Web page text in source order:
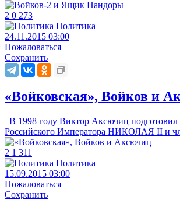
2 0 273
Политика
24.11.2015 03:00
Пожаловаться
Сохранить
«Войковская», Войков и
В 1998 году Виктор Аксючиц подготовил
Российского Императора НИКОЛАЯ II и
2 1 311
Политика
15.09.2015 03:00
Пожаловаться
Сохранить